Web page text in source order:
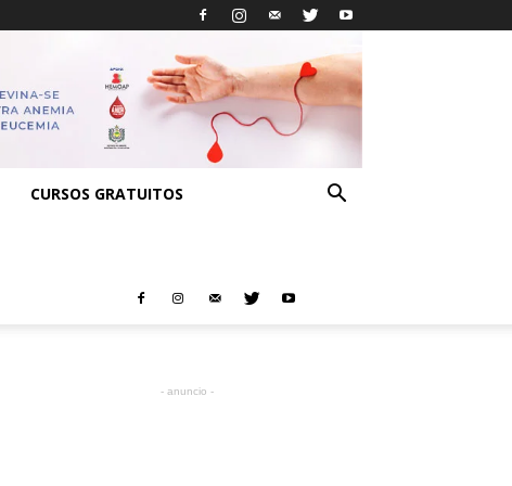
CURSOS GRATUITOS
- anuncio -